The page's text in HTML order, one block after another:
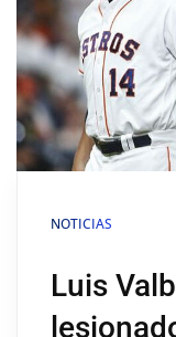
NOTICIAS
Luis